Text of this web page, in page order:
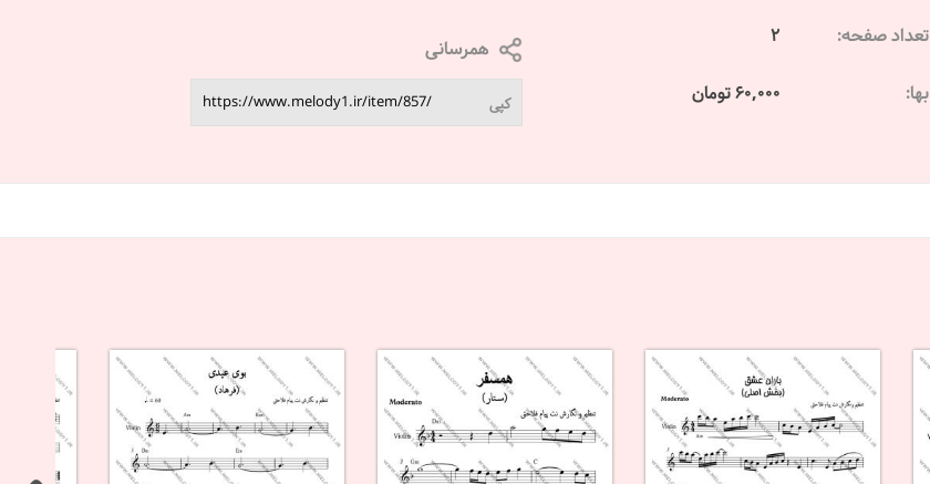
تعداد صفحه: 2
بها: 60,000 تومان
همرسانی
کپی